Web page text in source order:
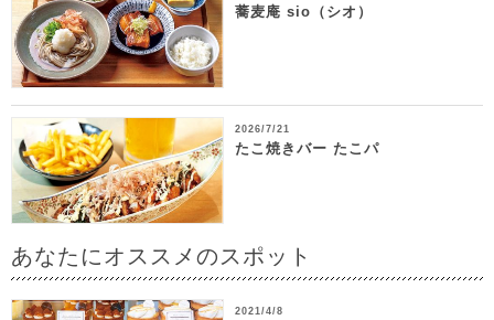
蕎麦庵 sio（シオ）
2026/7/21
たこ焼きバー たこパ
あなたにオススメのスポット
2021/4/8